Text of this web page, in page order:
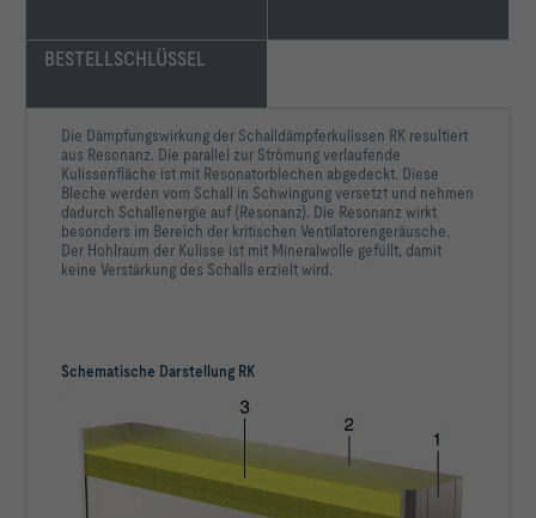
BESTELLSCHLÜSSEL
Schematische Darstellung RK
Die Dämpfungswirkung der Schalldämpferkulissen RK resultiert
aus Resonanz. Die parallel zur Strömung verlaufende
Kulissenfläche ist mit Resonatorblechen abgedeckt. Diese
Bleche werden vom Schall in Schwingung versetzt und nehmen
dadurch Schallenergie auf (Resonanz). Die Resonanz wirkt
besonders im Bereich der kritischen Ventilatorengeräusche.
Der Hohlraum der Kulisse ist mit Mineralwolle gefüllt, damit
keine Verstärkung des Schalls erzielt wird.